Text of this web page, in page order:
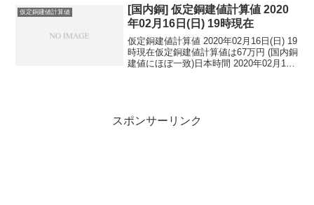
円...
仮定銅建値計算値
[国内銅] 仮定銅建値計算値 2020
年02月16日(日) 19時現在
仮定銅建値計算値 2020年02月16日(日) 19
時現在仮定銅建値計算値は67万円 (国内銅
建値にほぼ一致)日本時間 2020年02月16
スポンサーリンク